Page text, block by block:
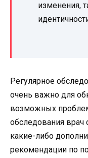
изменения,
Регулярное
очень важно для
возможных
обследования
какие-либо
рекомендации по